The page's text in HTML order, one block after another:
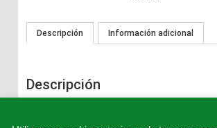
Descripción Información adicional
Descripción